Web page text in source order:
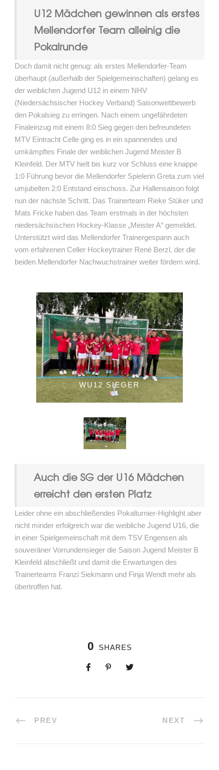
U12 Mädchen gewinnen als erstes
Mellendorfer Team alleinig die
Pokalrunde
Doch damit nicht genug: als erstes Mellendorfer-Team
überhaupt (außerhalb der Spielgemeinschaften) gelang es
der weiblichen Jugend U12 in einem NHV
(Niedersächsischer Hockey Verband) Saisonwettbewerb
den Pokalsieg zu erringen. Nach einem ungefährdeten
Finaleinzug mit einem 8:0 Sieg gegen den befreundeten
MTV Eintracht Celle ging es in ein spannendes und
umkämpftes Finale der weiblichen Jugend Meister B
Kleinfeld. Der MTV hielt bis kurz vor Schluss eine knappe
1:0 Führung bevor die Mellendorfer Spielerin Greta zum viel
umjubelten 2:0 Entstand einschoss. Zur Hallensaison folgt
nun der nächste Schritt. Das Trainerteam Rieke Stüker und
Mats Fricke haben das Team erstmals in der höchsten
niedersächsischen Hockey-Klasse „Meister A“ gemeldet.
Unterstützt wird das Mellendorfer Trainergespann auch
vom erfahrenen Celler Hockeytrainer René Berzl, der die
beiden Mellendorfer Nachwuchstrainer weiter fördern wird.
WU12 SIEGER
Auch die SG der U16 Mädchen
erreicht den ersten Platz
Leider ohne ein abschließendes Pokalturnier-Highlight aber
nicht minder erfolgreich war die weibliche Jugend U16, die
in einer Spielgemeinschaft mit dem TSV Engensen als
souveräner Vorrundensieger die Saison Jugend Meister B
Kleinfeld abschließt und damit die Erwartungen des
Trainerteams Franzi Siekmann und Finja Wendt mehr als
übertroffen hat.
0 SHARES
PREV NEXT